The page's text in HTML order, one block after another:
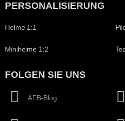
PERSONALISIERUNG
Helme 1:1
Minihelme 1:2
FOLGEN SIE UNS
AFB-Blog